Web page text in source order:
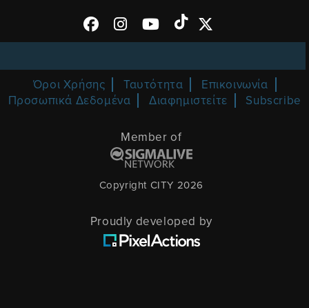
Όροι Χρήσης Ταυτότητα
Επικοινωνία
Προσωπικά Δεδομένα
Διαφημιστείτε Subscribe
Member of
Copyright CITY 2026
Proudly developed by